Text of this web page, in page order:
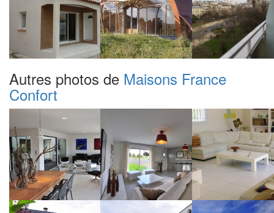
Autres photos de Maisons France
Confort